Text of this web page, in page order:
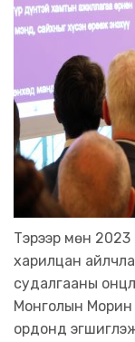
Тэрээр мөн 2023
харилцан
судалгааны
Монголын Морин
ордонд